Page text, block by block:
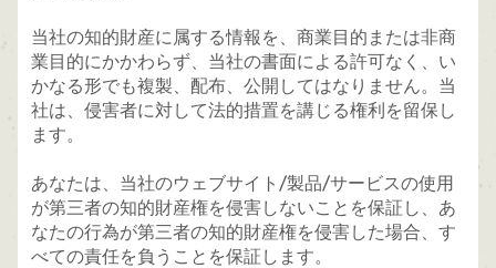
当社の知的財産に属する情報を、商業目的または非商
業目的にかかわらず、当社の書面による許可なく、い
かなる形でも複製、配布、公開してはなりません。当
社は、侵害者に対して法的措置を講じる権利を留保し
ます。
あなたは、当社のウェブサイト/製品/サービスの使用
が第三者の知的財産権を侵害しないことを保証し、あ
なたの行為が第三者の知的財産権を侵害した場合、す
べての責任を負うことを保証します。